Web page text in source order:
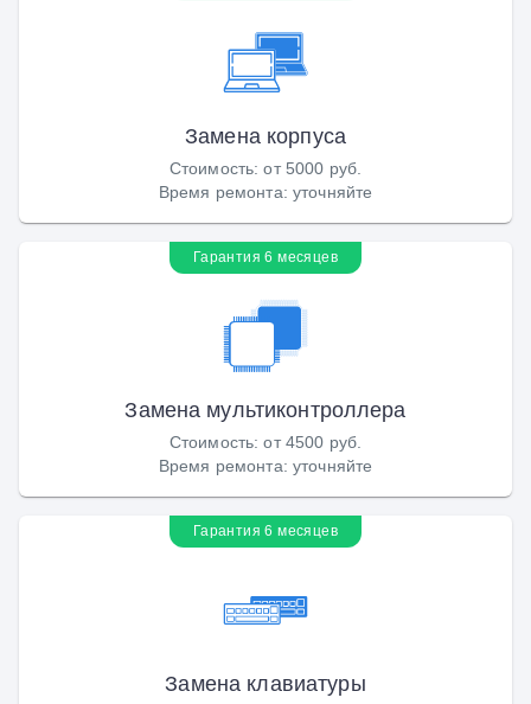
Замена корпуса
Стоимость:от 5000 руб.
Время ремонта: уточняйте
Гарантия 6 месяцев
Замена мультиконтроллера
Стоимость:от 4500 руб.
Время ремонта: уточняйте
Гарантия 6 месяцев
Замена клавиатуры